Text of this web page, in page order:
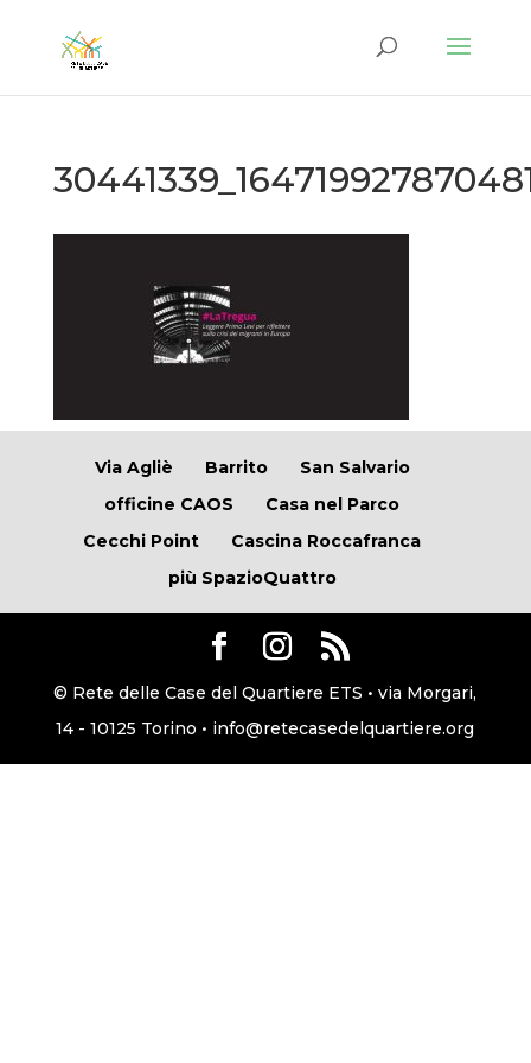
Via Agliè Barrito
San Salvario
officine CAOS
Casa nel Parco
Cecchi Point
Cascina Roccafranca
più SpazioQuattro
© Rete delle Case del Quartiere ETS • via Morgari,
14 - 10125 Torino • info@retecasedelquartiere.org